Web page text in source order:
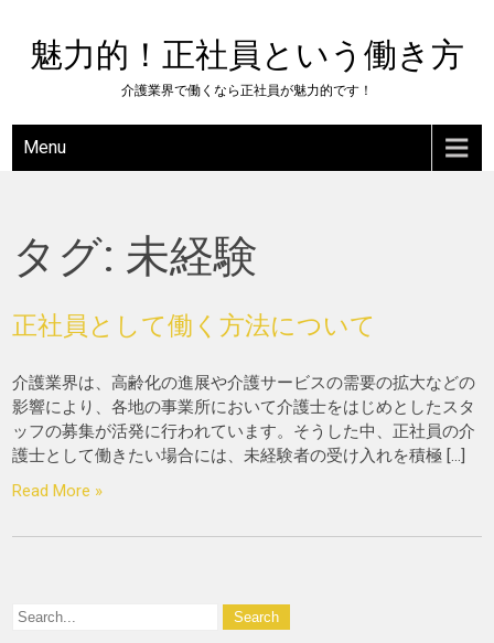
content魅力的！正社員という働き方
介護業界で働くなら正社員が魅力的です！
Menu
タグ: 未経験
正社員として働く方法について
介護業界は、高齢化の進展や介護サービスの需要の拡大などの
影響により、各地の事業所において介護士をはじめとしたスタ
ッフの募集が活発に行われています。そうした中、正社員の介
護士として働きたい場合には、未経験者の受け入れを積極 […]
Read More »